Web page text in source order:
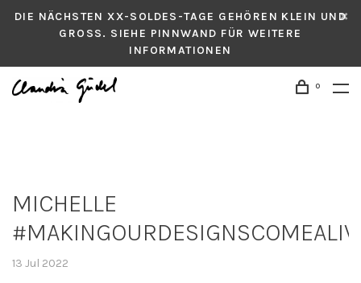
DIE NÄCHSTEN XX-SOLDES-TAGE GEHÖREN KLEIN UND
GROSS. SIEHE PINNWAND FÜR WEITERE
INFORMATIONEN
0
MICHELLE
13 Jul 2022